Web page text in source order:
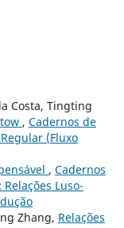
Costa, Tingting
, Cadernos de
(Fluxo
, Cadernos
Luso-
Zhang, Relações